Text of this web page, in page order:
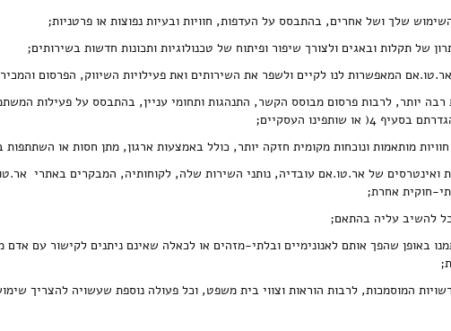
שלך ושל אחרים, בהתבסס על העדפות, חוויות ובעיות נפוצות או פרטניות;
של תקלות ובאגים ולצורך שיפור ופיתוח של טכנולוגיות ותכונות חדשות בשירותים;
המאפשרות לנו לקיים ולשפר את השירותים ואת פעילויות השיווק, הפרסום
רבה יותר, לרבות פרסום מבוסס הקשר, התנהגות ותחומי עניין, בהתבסס על פעילות
שותפינו העסקיים;
מותאמות ונוכחות מקומית חזקה יותר, כולל באמצעות ארגון, מתן חסות או
ואינטרסים של אר.טו.אם עובדיה, נותני השירות שלה, לקוחותיה, המבקרים באתרי
חוקית אחרת;
להשיב עליה בהתאם;
באופן שהפך אותם לאנונימיים ובלתי-מזהים או לכאלה שאינם ניתנים לקישור עם
המוסמכות, לרבות הוראות וצווי בית משפט, וכל פעולה נוספת שעשויה להצריך